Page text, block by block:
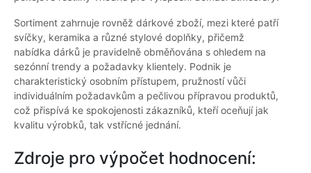
Sortiment zahrnuje rovněž dárkové zboží, mezi které patří
svíčky, keramika a různé stylové doplňky, přičemž
nabídka dárků je pravidelně obměňována s ohledem na
sezónní trendy a požadavky klientely. Podnik je
charakteristický osobním přístupem, pružností vůči
individuálním požadavkům a pečlivou přípravou produktů,
což přispívá ke spokojenosti zákazníků, kteří oceňují jak
kvalitu výrobků, tak vstřícné jednání.
Zdroje pro výpočet hodnocení: